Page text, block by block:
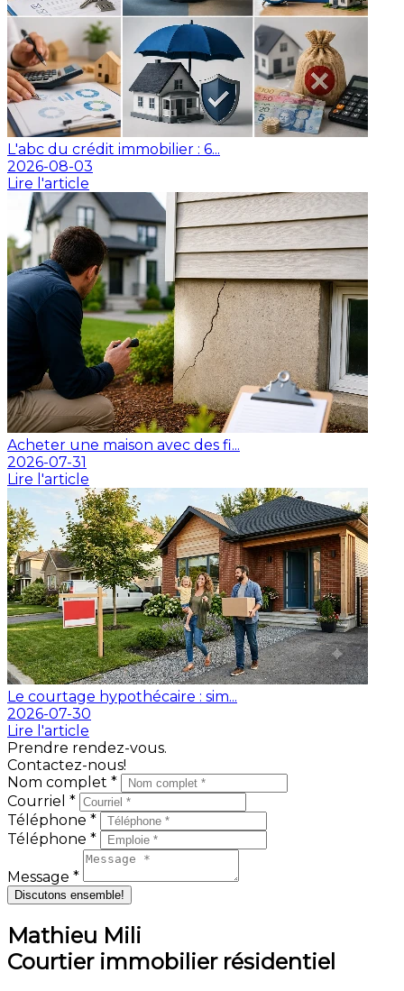
L'abc du crédit immobilier : 6...
2026-08-03
Lire l'article
Acheter une maison avec des fi...
2026-07-31
Lire l'article
Le courtage hypothécaire : sim...
2026-07-30
Lire l'article
Prendre rendez-vous.
Contactez-nous!
Nom complet *
Courriel *
Téléphone *
Téléphone *
Message *
Discutons ensemble!
Mathieu Mili
Courtier immobilier résidentiel